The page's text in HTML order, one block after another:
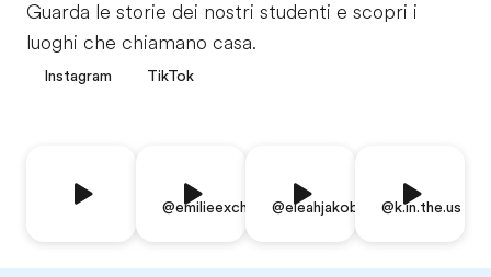
Guarda le storie dei nostri studenti e scopri i
luoghi che chiamano casa.
Instagram TikTok
@emilieexchange@eleahjakobsen@k.in.the.us